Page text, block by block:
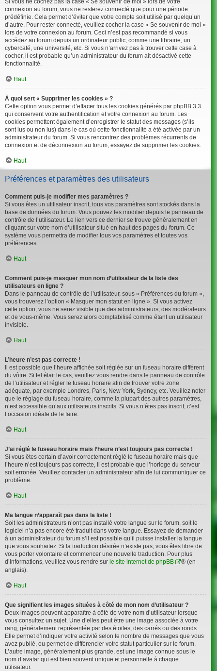
Si vous ne cochez pas la case « Se souvenir de moi » lors de votre
connexion au forum, vous ne resterez connecté que pour une période
prédéfinie. Cela permet d’éviter que votre compte soit utilisé par quelqu’un
d’autre. Pour rester connecté, veuillez cocher la case « Se souvenir de moi »
lors de votre connexion au forum. Ceci n’est pas recommandé si vous
accédez au forum depuis un ordinateur public, comme une librairie, un
cybercafé, une université, etc. Si vous n’arrivez pas à trouver cette case à
cocher, il est probable qu’un administrateur du forum ait désactivé cette
fonctionnalité.
Haut
À quoi sert « Supprimer les cookies » ?
Cette option vous permet d’effacer tous les cookies générés par phpBB 3.3
qui conservent votre authentification et votre connexion au forum. Les
cookies permettent également d’enregistrer le statut des messages (s’ils
sont lus ou non lus) dans le cas où cette fonctionnalité a été activée par un
administrateur du forum. Si vous rencontrez des problèmes récurrents de
connexion et de déconnexion au forum, essayez de supprimer les cookies.
Haut
Préférences et paramètres des utilisateurs
Comment puis-je modifier mes paramètres ?
Si vous êtes un utilisateur inscrit, tous vos paramètres sont stockés dans la
base de données du forum. Vous pouvez les modifier depuis le panneau de
contrôle de l’utilisateur. Le lien vers ce dernier se trouve généralement en
cliquant sur votre nom d’utilisateur situé en haut des pages du forum. Ce
système vous permettra de modifier tous vos paramètres et toutes vos
préférences.
Haut
Comment puis-je masquer mon nom d’utilisateur de la liste des
utilisateurs en ligne ?
Dans le panneau de contrôle de l’utilisateur, sous « Préférences du forum »,
vous trouverez l’option « Masquer mon statut en ligne ». Si vous activez
cette option, vous ne serez visible que des administrateurs, des modérateurs
et de vous-même. Vous serez alors comptabilisé comme étant un utilisateur
invisible.
Haut
L’heure n’est pas correcte !
Il est possible que l’heure affichée soit réglée sur un fuseau horaire différent
du vôtre. Si tel était le cas, veuillez vous rendre dans le panneau de contrôle
de l’utilisateur et régler le fuseau horaire afin de trouver votre zone
adéquate, par exemple Londres, Paris, New York, Sydney, etc. Veuillez noter
que le réglage du fuseau horaire, comme la plupart des autres paramètres,
n’est accessible qu’aux utilisateurs inscrits. Si vous n’êtes pas inscrit, c’est
l’occasion idéale de le faire.
Haut
J’ai réglé le fuseau horaire mais l’heure n’est toujours pas correcte !
Si vous êtes certain d’avoir correctement réglé le fuseau horaire mais que
l’heure n’est toujours pas correcte, il est probable que l’horloge du serveur
soit erronée. Veuillez contacter un administrateur afin de lui communiquer ce
problème.
Haut
Ma langue n’apparaît pas dans la liste !
Soit les administrateurs n’ont pas installé votre langue sur le forum, soit le
logiciel n’a pas encore été traduit dans votre langue. Essayez de demander
à un administrateur du forum s’il est possible qu’il puisse installer la langue
que vous souhaitez. Si la traduction désirée n’existe pas, vous êtes libre de
vous porter volontaire et commencer une nouvelle traduction. Pour plus
d’informations, veuillez vous rendre sur le site internet de phpBB
® (en
anglais).
Haut
Que signifient les images situées à côté de mon nom d’utilisateur ?
Deux images peuvent apparaître à côté de votre nom d’utilisateur lorsque
vous consultez un sujet. Une d’elles peut être une image associée à votre
rang, généralement représentée par des étoiles, des carrés ou des ronds.
Elle permet d’indiquer votre activité selon le nombre de messages que vous
avez publié, ou permet de différencier votre statut particulier sur le forum.
L’autre image, généralement plus grande, est une image connue sous le
nom d’avatar qui est bien souvent unique et personnelle à chaque
utilisateur.